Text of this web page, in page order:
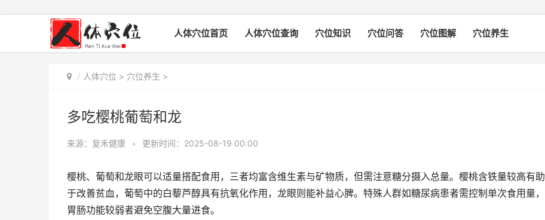
人体穴位首页 人体穴位查询 穴位知识 穴位问答 穴位图解 穴位养生
人体穴位 > 穴位养生 >
多吃樱桃葡萄和龙
来源：复禾健康 • 更新时间：2025-08-19 00:00
樱桃、葡萄和龙眼可以适量搭配食用，三者均富含维生素与矿物质，但需注意糖分摄入总量。樱桃含铁量较高有助
于改善贫血，葡萄中的白藜芦醇具有抗氧化作用，龙眼则能补益心脾。特殊人群如糖尿病患者需控制单次食用量，
胃肠功能较弱者避免空腹大量进食。